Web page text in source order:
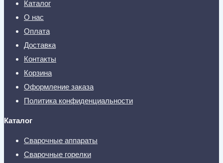
Каталог
О нас
Оплата
Доставка
Контакты
Корзина
Оформление заказа
Политика конфиденциальности
Каталог
Сварочные аппараты
Сварочные горелки